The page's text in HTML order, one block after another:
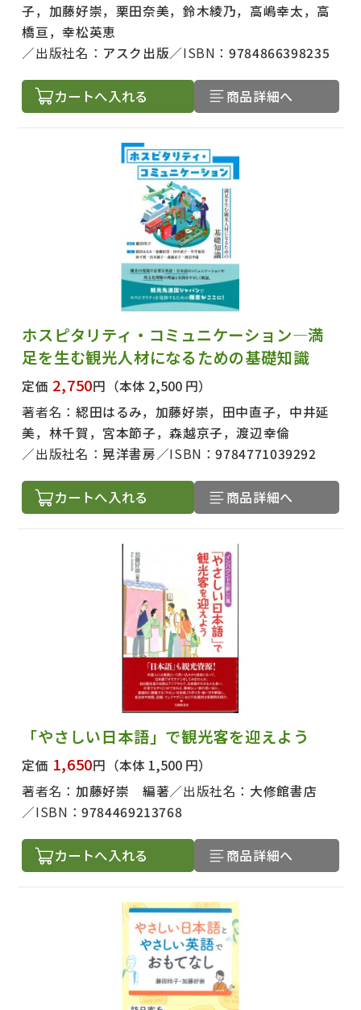
子，加藤好崇，栗田奈美，鈴木綾乃，高嶋幸太，高
橋亘，幸松英恵
出版社名： アスク出版 ISBN：9784866398235
カートへ入れる 商品詳細へ
ホスピタリティ・コミュニケーション―満
足を生む観光人材になるための基礎知識
定価 2,750円 （本体 2,500 円）
著者名： 綛田はるみ，加藤好崇，田中直子，中井延
美，林千賀，宮本節子，森越京子，渡辺幸倫
出版社名： 晃洋書房 ISBN：9784771039292
カートへ入れる 商品詳細へ
「やさしい日本語」で観光客を迎えよう
定価 1,650円 （本体 1,500 円）
著者名： 加藤好崇 編著 出版社名： 大修館書店
ISBN：9784469213768
カートへ入れる 商品詳細へ